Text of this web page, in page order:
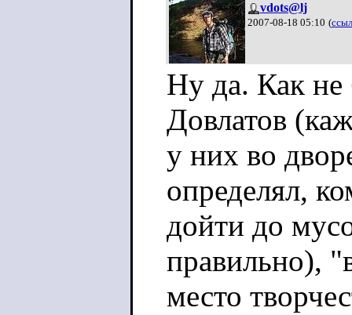
vdots@lj
2007-08-18 05:10 (
Ну да. Как не
Довлатов
у них во
определял,
дойти до
правильно),
место